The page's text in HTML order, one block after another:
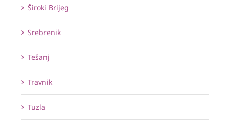
Široki Brijeg
Srebrenik
Tešanj
Travnik
Tuzla